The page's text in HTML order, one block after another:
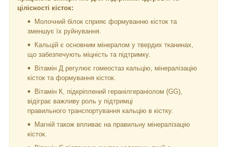
цілісності кісток:
Молочний білок сприяє формуванню кісток та
зменшує їх руйнування.
Кальцій є основним мінералом у твердих тканинах,
що забезпечують міцність та підтримку.
Вітамін Д регулює гомеостаз кальцію, мінералізацію
кісток та формування кісток.
Вітамін К, підкріплений геранілгераніолом (GG),
відіграє важливу роль у підтримці
правильного транспортування кальцію в кістку.
Магній також впливає на правильну мінералізацію
кісток.